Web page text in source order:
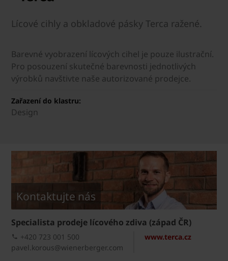
Lícové cihly a obkladové pásky Terca ražené.
Barevné vyobrazení lícových cihel je pouze ilustrační.
Pro posouzení skutečné barevnosti jednotlivých
výrobků navštivte naše autorizované prodejce.
Zařazení do klastru:
Design
Kontaktujte nás
Specialista prodeje lícového zdiva (západ ČR)
www.terca.cz
+420 723 001 500
pavel.korous@wienerberger.com